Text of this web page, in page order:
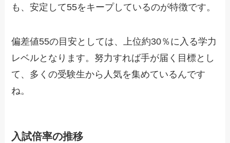
も、安定して55をキープしているのが特徴です。
偏差値55の目安としては、上位約30％に入る学力
レベルとなります。努力すれば手が届く目標とし
て、多くの受験生から人気を集めているんです
ね。
入試倍率の推移